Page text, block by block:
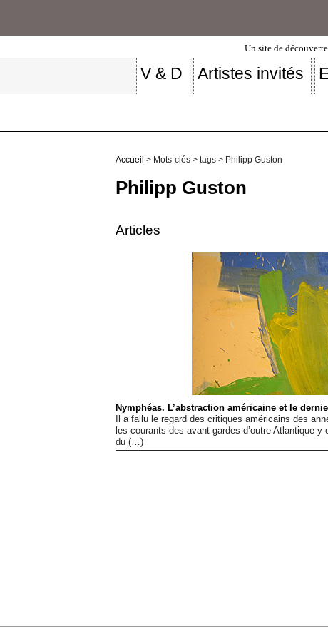
Un site de
V & D Artistes invités
Accueil > Mots-clés > tags > Philipp Guston
Philipp Guston
Articles
Nymphéas. L’abstraction américaine et le
Il a fallu le regard des critiques américains des
les courants des avant-gardes d’outre Atlantique
du (…)